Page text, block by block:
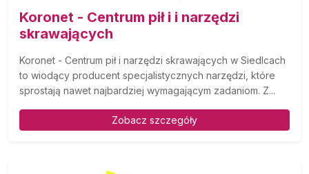
Koronet - Centrum pił i i narzędzi
skrawających
Koronet - Centrum pił i narzędzi skrawających w Siedlcach
to wiodący producent specjalistycznych narzędzi, które
sprostają nawet najbardziej wymagającym zadaniom. Z...
Zobacz szczegóły